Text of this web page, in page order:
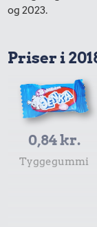
og 2023.
Priser i
0,84 kr.
Tyggegummi